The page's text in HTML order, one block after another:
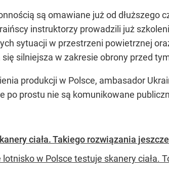
są omawiane już od dłuższego
instruktorzy prowadzili już
sytuacji w przestrzeni powietrznej
silniejsza w zakresie obrony przed
produkcji w Polsce, ambasador
po prostu nie są komunikowane
ciała. Takiego rozwiązania jeszcze
lotnisko w Polsce testuje skanery ciała.